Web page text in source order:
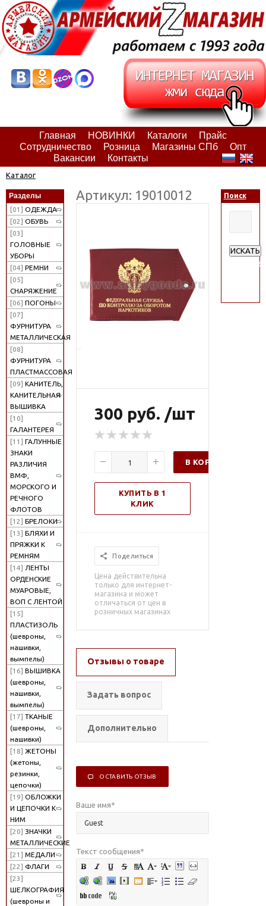
Главная НОВИНКИ Каталоги
Прайс
Сотрудничество
Розница Магазины СПб
Опт
Вакансии
Контакты
Каталог
Разделы
[01] ОДЕЖДА
[02] ОБУВЬ
[03]
ГОЛОВНЫЕ
УБОРЫ
[04] РЕМНИ
[05]
СНАРЯЖЕНИЕ
[06] ПОГОНЫ
[07]
ФУРНИТУРА
МЕТАЛЛИЧЕСКАЯ
[08]
ФУРНИТУРА
ПЛАСТМАССОВАЯ
[09] КАНИТЕЛЬ,
КАНИТЕЛЬНАЯ
ВЫШИВКА
[10]
ГАЛАНТЕРЕЯ
[11] ГАЛУННЫЕ
ЗНАКИ
РАЗЛИЧИЯ
ВМФ,
МОРСКОГО И
РЕЧНОГО
ФЛОТОВ
[12] БРЕЛОКИ
[13] БЛЯХИ И
ПРЯЖКИ К
РЕМНЯМ
[14] ЛЕНТЫ
ОРДЕНСКИЕ
МУАРОВЫЕ,
ВОП С ЛЕНТОЙ
[15]
ПЛАСТИЗОЛЬ
(шевроны,
нашивки,
вымпелы)
[16] ВЫШИВКА
(шевроны,
нашивки,
вымпелы)
[17] ТКАНЫЕ
(шевроны,
нашивки)
[18] ЖЕТОНЫ
(жетоны,
резинки,
цепочки)
[19] ОБЛОЖКИ
И ЦЕПОЧКИ К
НИМ
[20] ЗНАЧКИ
МЕТАЛЛИЧЕСКИЕ
[21] МЕДАЛИ
[22] ФЛАГИ
[23]
ШЕЛКОГРАФИЯ
(шевроны и
Артикул: 19010012
300 руб. /шт
В КОРЗИНУ
КУПИТЬ В 1
КЛИК
Поделиться
Цена действительна
только для интернет-
магазина и может
отличаться от цен в
розничных магазинах
Отзывы о товаре
Задать вопрос
Дополнительно
ОСТАВИТЬ ОТЗЫВ
Ваше имя*
Текст сообщения*
Поиск
ИСКАТЬ